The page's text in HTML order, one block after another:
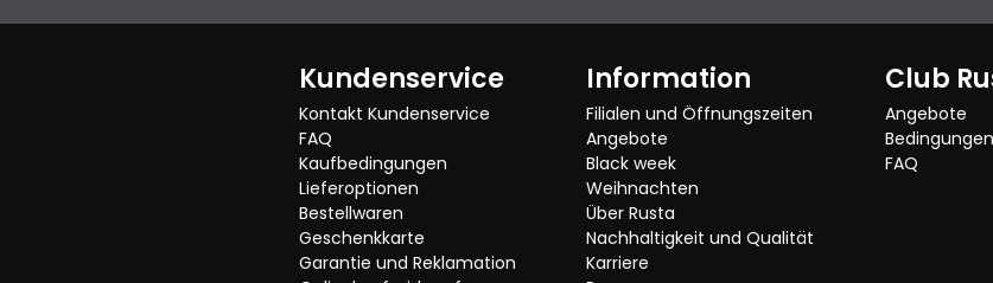
Kundenservice
Kontakt Kundenservice
FAQ
Kaufbedingungen
Lieferoptionen
Bestellwaren
Geschenkkarte
Garantie und Reklamation
Information
Filialen und Öffnungszeiten
Angebote
Black week
Weihnachten
Über Rusta
Nachhaltigkeit und Qualität
Karriere
Club
Angebote
FAQ